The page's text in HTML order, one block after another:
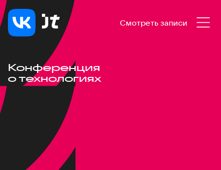
Смотреть записи
Конференция
о технологиях